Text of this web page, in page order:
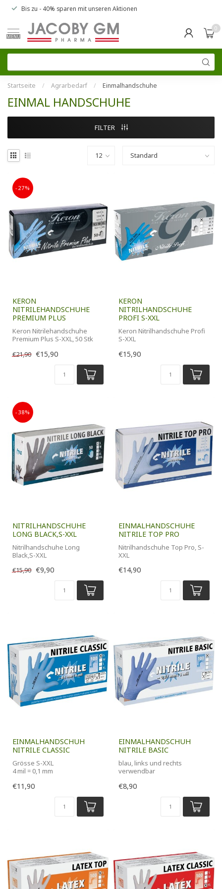
Bis zu - 40% sparen mit unseren Aktionen
MENU
0
Startseite / Agrarbedarf / Einmalhandschuhe
EINMAL HANDSCHUHE
FILTER
-27%
KERON
NITRILEHANDSCHUHE
PREMIUM PLUS
Keron Nitrilehandschuhe
Premium Plus S-XXL, 50 Stk
€21,90 €15,90
KERON
NITRILHANDSCHUHE
PROFI S-XXL
Keron Nitrilhandschuhe Profi
S-XXL
€15,90
-38%
NITRILHANDSCHUHE
LONG BLACK,S-XXL
Nitrilhandschuhe Long
Black,S-XXL
€15,90 €9,90
EINMALHANDSCHUHE
NITRILE TOP PRO
Nitrilhandschuhe Top Pro, S-
XXL
€14,90
EINMALHANDSCHUH
NITRILE CLASSIC
Grösse S-XXL
4 mil = 0,1 mm
Länge 24 cm
€11,90
EINMALHANDSCHUH
NITRILE BASIC
blau, links und rechts
verwendbar
100 Stück Packung
€8,90